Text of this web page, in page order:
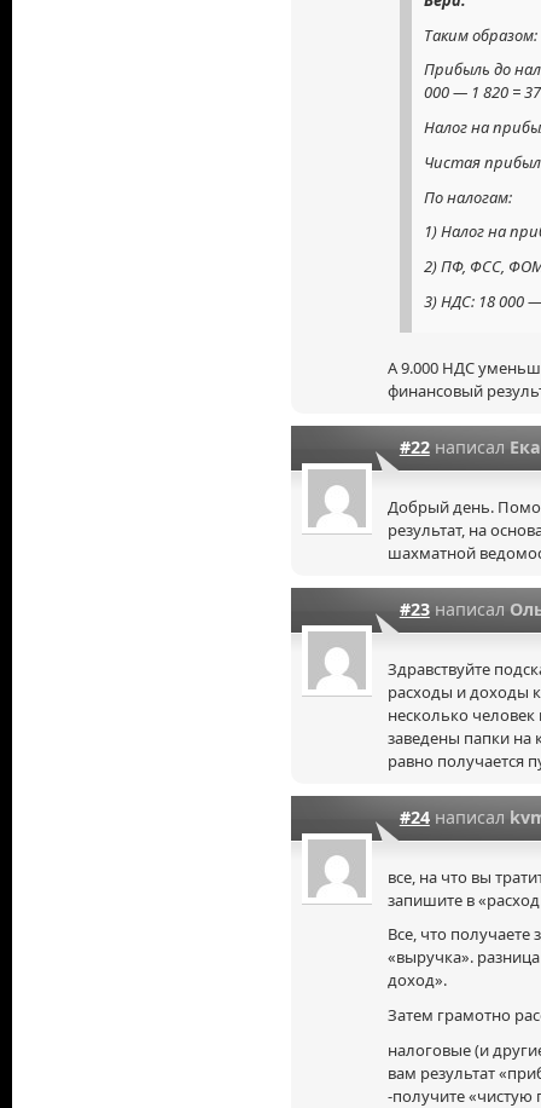
Таким образом:
Прибыль до
000 — 1 820 =
Налог на
Чистая
По налогам:
1) Налог на
2) ПФ, ФСС,
3) НДС: 18 000
А 9.000 НДС
финансовый
#22написал
Добрый день.
результат, на
шахматной
#23написал
Здравствуйте
расходы и доходы
несколько
заведены папки на
равно получается
#24написал
все, на что вы
запишите в
Все, что
«выручка».
доход».
Затем грамотно
налоговые (и
вам результат
-получите